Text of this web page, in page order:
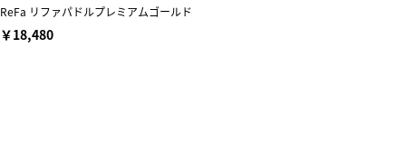
ReFa リファパドルプレミアムゴールド
￥18,480